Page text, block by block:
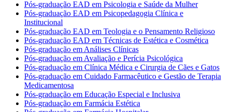
Pós-graduação EAD em Psicologia e Saúde da Mulher
Pós-graduação EAD em Psicopedagogia Clínica e
Institucional
Pós-graduação EAD em Teologia e o Pensamento Religioso
Pós-graduação EAD em Técnicas de Estética e Cosmética
Pós-graduação em Análises Clínicas
Pós-graduação em Avaliação e Perícia Psicológica
Pós-graduação em Clínica Médica e Cirurgia de Cães e Gatos
Pós-graduação em Cuidado Farmacêutico e Gestão de Terapia
Medicamentosa
Pós-graduação em Educação Especial e Inclusiva
Pós-graduação em Farmácia Estética